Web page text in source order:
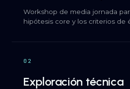
Workshop de media jornada
hipótesis core y los criterios de
02
Exploración técnica